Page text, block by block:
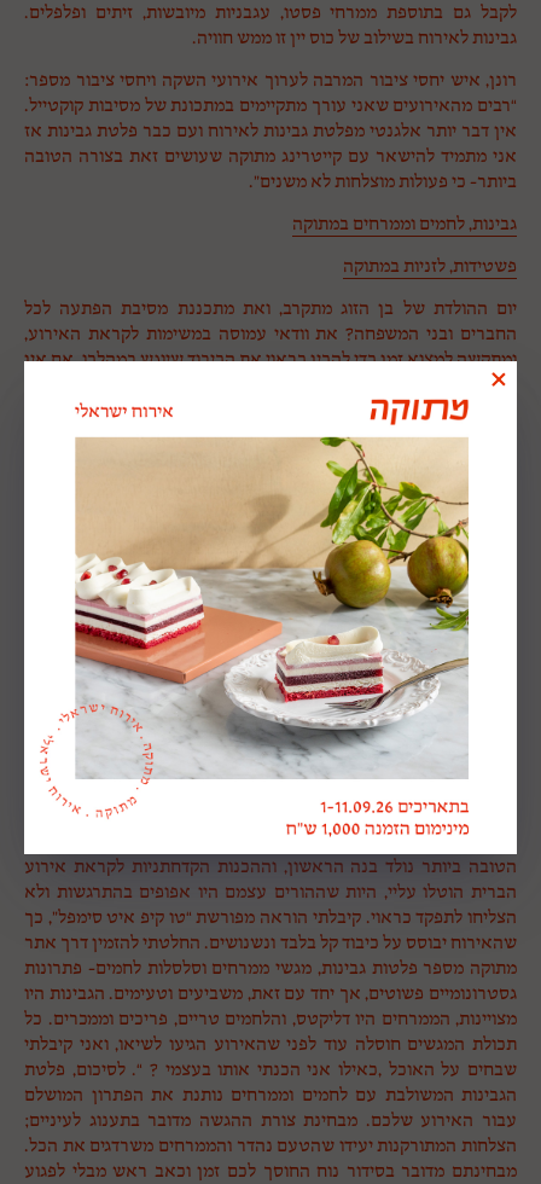
לקבל גם בתוספת ממרחי פסטו, עגבניות מיובשות, זיתים ופלפלים.
גבינות לאירוח בשילוב של כוס יין זו ממש חוויה.
רונן, איש יחסי ציבור המרבה לערוך אירועי השקה ויחסי ציבור מספר:
“רבים מהאירועים שאני עורך מתקיימים במתכונת של מסיבות קוקטייל.
אין דבר יותר אלגנטי מפלטת גבינות לאירוח ועם כבר פלטת גבינות אז
אני מתמיד להישאר עם קייטרינג מתוקה שעושים זאת בצורה הטובה
ביותר- כי פעולות מוצלחות לא משנים”.
גבינות, לחמים וממרחים במתוקה
פשטידות, לזניות במתוקה
יום ההולדת של בן הזוג מתקרב, ואת מתכננת מסיבת הפתעה לכל
החברים ובני המשפחה? את וודאי עמוסה במשימות לקראת האירוע,
ומתקשה למצוא זמן כדי להכין כראוי את הכיבוד שיוגש במהלכו. אם אין
לך את הזמן מוטב שתוותרי ותחפשי פתרון אחר ולא לנסות להגיש
לאורחים מנות מאולתרות. למתוקה יש את הפתרון המתאים ביותר
עבורך! פלטת גבינות, ממרחים ולחמים העשויים ממיטב החומרים,
המוגשים בצורה מוקפדת ונעימה לעין והמהווים תענוג של ממש לחך.
גבינות, לחמים וממרחים הם מוצרי מזון שכולם אוהבים, והגשתם
במסגרת אירוע תאפשר למארגני השמחה להיות רגועים ושקטים
בידיעה שכל אחד מהאורחים ימצא דבר מה לנשנש ולהשביע את
רעבונו. האורחים באירוע יתענגו מפלטת הגבינות של מתוקה המגיעה
כמו יצירת אומנות שהקפידו בה על כל הפרטים וכל רכיב בה נבחר
בקפידה; כל מגש הוא חגיגה של טעמים וצבעים. האורחים שלכם יבלו
ערב נעים בקרבת חברים או משפחה בעודם מנשנשים מנות משגעות
הכוללות לחמים טריים ופריכים עם ממרחים וטאפנדים משובחים
שיגרמו להם להרגיש בטוסקנה; גבינות איכותיות עם טעמים כפריים של
תנובת השדה לצד ירקות טריים שזה עתה נקטפו. המגשים של מתוקה
כוללים את מיטב הגבינות: גבינה צפתית, מנצ’גו, כדורי מוצרלה, פרומעז,
רוקפור, בולגרית, פטה וברי. מומלץ מאוד ללוות את הגשת הגבינות עם
יין אדום ואיכותי המחמם את הלב ומשמח את כולם. סיפורה של דגנית
מראשון לציון, לקוחה קבועה שלנו, שרכשה את פלטות הגבינות ואת
הלחמים שלנו, יאפשר לכם להבין טוב את סוד הקסם שלהם: “לחברתי
הטובה ביותר נולד בנה הראשון, וההכנות הקדחתניות לקראת אירוע
הברית הוטלו עליי, היות שההורים עצמם היו אפופים בהתרגשות ולא
הצליחו לתפקד כראוי. קיבלתי הוראה מפורשת “טו קיפ איט סימפל”, כך
שהאירוח יבוסס על כיבוד קל בלבד ונשנושים. החלטתי להזמין דרך אתר
מתוקה מספר פלטות גבינות, מגשי ממרחים וסלסלות לחמים- פתרונות
גסטרונומיים פשוטים, אך יחד עם זאת, משביעים וטעימים. הגבינות היו
מצויינות, הממרחים היו דליקטס, והלחמים טריים, פריכים וממכרים. כל
תכולת המגשים חוסלה עוד לפני שהאירוע הגיעו לשיאו, ואני קיבלתי
שבחים על האוכל ,כאילו אני הכנתי אותו בעצמי ? “. לסיכום, פלטת
הגבינות המשולבת עם לחמים וממרחים נותנת את הפתרון המושלם
עבור האירוע שלכם. מבחינת צורת ההגשה מדובר בתענוג לעיניים;
הצלחות המתורקנות יעידו שהטעם נהדר והממרחים משרדגים את הכל.
מבחינתם מדובר בסידור נוח החוסך לכם זמן וכאב ראש מבלי לפגוע